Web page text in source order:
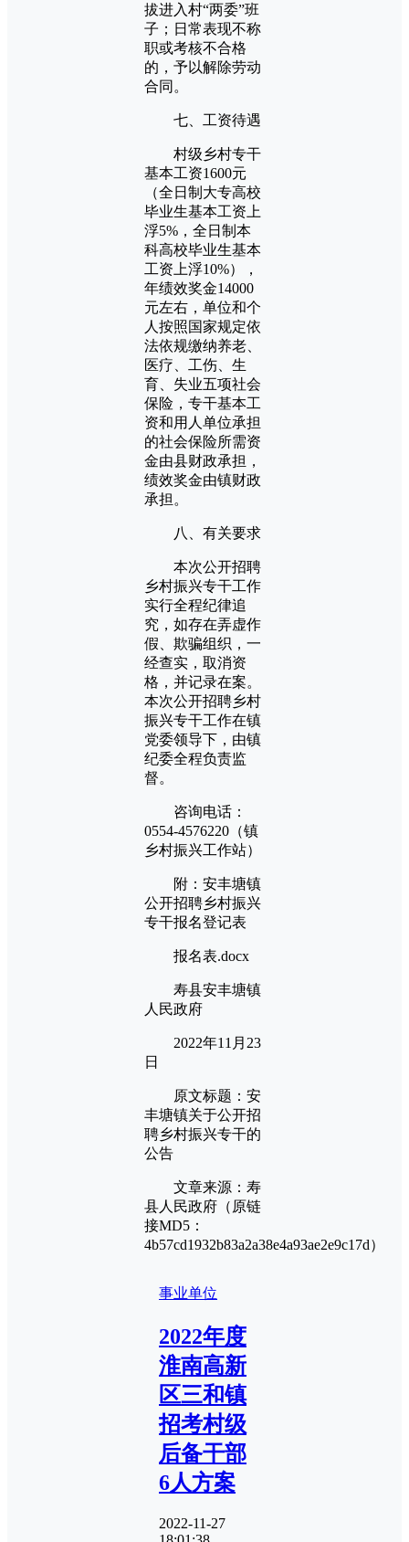
拔进入村“两委”班
子；日常表现不称
职或考核不合格
的，予以解除劳动
合同。
七、工资待遇
村级乡村专干
基本工资1600元
（全日制大专高校
毕业生基本工资上
浮5%，全日制本
科高校毕业生基本
工资上浮10%），
年绩效奖金14000
元左右，单位和个
人按照国家规定依
法依规缴纳养老、
医疗、工伤、生
育、失业五项社会
保险，专干基本工
资和用人单位承担
的社会保险所需资
金由县财政承担，
绩效奖金由镇财政
承担。
八、有关要求
本次公开招聘
乡村振兴专干工作
实行全程纪律追
究，如存在弄虚作
假、欺骗组织，一
经查实，取消资
格，并记录在案。
本次公开招聘乡村
振兴专干工作在镇
党委领导下，由镇
纪委全程负责监
督。
咨询电话：
0554-4576220（镇
乡村振兴工作站）
附：安丰塘镇
公开招聘乡村振兴
专干报名登记表
报名表.docx
寿县安丰塘镇
人民政府
2022年11月23
日
原文标题：安
丰塘镇关于公开招
聘乡村振兴专干的
公告
文章来源：寿
县人民政府（原链
接MD5：
4b57cd1932b83a2a38e4a93ae2e9c17d）
事业单位
2022年度
淮南高新
区三和镇
招考村级
后备干部
6人方案
2022-11-27